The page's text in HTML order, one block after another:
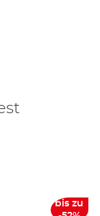
bis zu